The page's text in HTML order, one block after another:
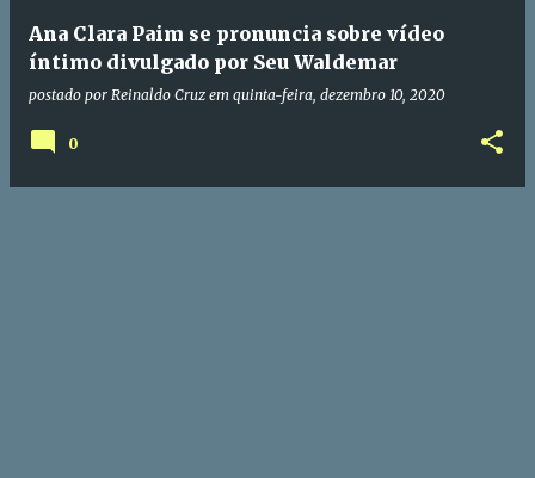
Ana Clara Paim se pronuncia sobre vídeo
íntimo divulgado por Seu Waldemar
postado por Reinaldo Cruz em quinta-feira, dezembro 10, 2020
0